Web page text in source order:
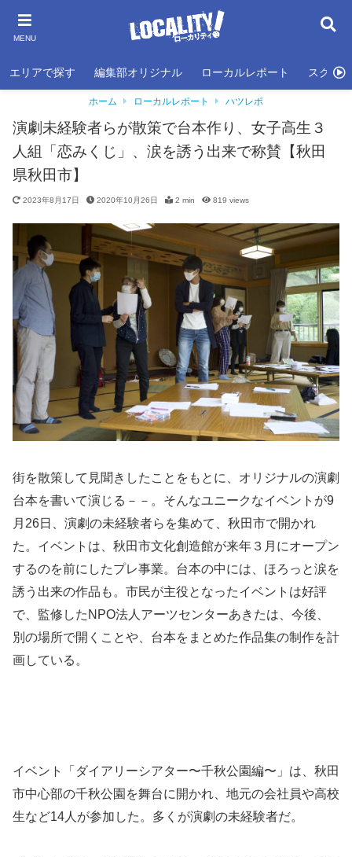
MENU
エリアで探す 編集部オリジナル ローカルレポート スクール
ホーム ローカルレポート ハツレポ
演劇未経験者らが散策で台本作り、女子高生３
人組「恋みくじ」、涙を誘う出来で称賛【秋田
県秋田市】
2023年8月17日 2020年10月26日 2 min 819 views
街を散策して見聞きしたことをもとに、オリジナルの演劇
台本を書いて演じる－－。そんなユニークなイベントが9
月26日、演劇の未経験者らを集めて、秋田市で開かれ
た。イベントは、秋田市文化創造館が来年３月にオープン
するのを前にしたプレ事業。台本の中には、ほろっと涙を
誘う出来の作品も。市民が主役となったイベントは好評
で、監修したNPO法人アーツセンターあきたは、今後、
別の場所で開くことや、台本をまとめた作品集の制作を計
画している。
イベント「ダイアリーシアター〜千秋公園編〜」は、秋田
市中心部の千秋公園を舞台に開かれ、地元の会社員や高校
生など14人が参加した。多くが演劇の未経験者だ。